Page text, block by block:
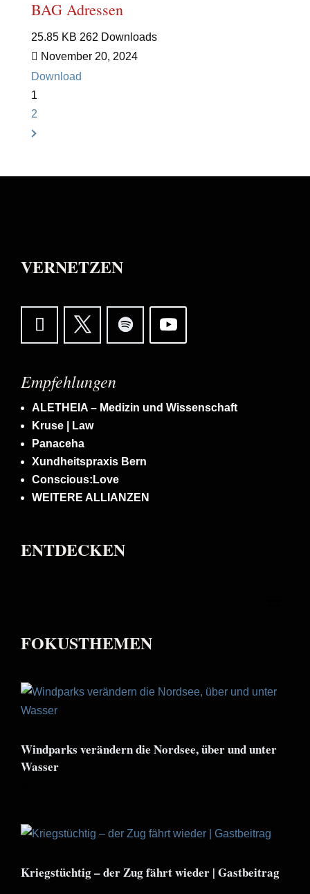
BAG Adressen
25.85 KB 262 Downloads
November 20, 2024
Download
1
2
VERNETZEN
Empfehlungen
ALETHEIA – Medizin und Wissenschaft
Kruse | Law
Panaceha
Xundheitspraxis Bern
Conscious:Love
WEITERE ALLIANZEN
ENTDECKEN
FOKUSTHEMEN
Windparks verändern die Nordsee, über und unter
Wasser
Kriegstüchtig – der Zug fährt wieder | Gastbeitrag